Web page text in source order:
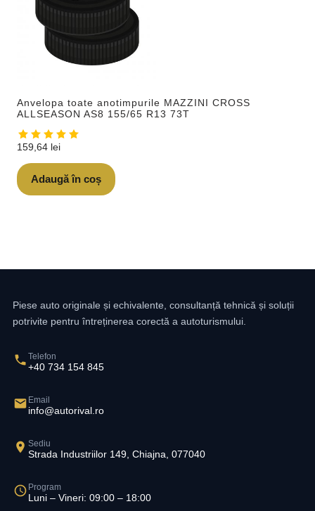
Anvelopa toate anotimpurile MAZZINI CROSS
ALLSEASON AS8 155/65 R13 73T
159,64 lei
Adaugă în coș
Piese auto originale și echivalente, consultanță tehnică și soluții
potrivite pentru întreținerea corectă a autoturismului.
Telefon
+40 734 154 845
Email
info@autorival.ro
Sediu
Strada Industriilor 149, Chiajna, 077040
Program
Luni – Vineri: 09:00 – 18:00